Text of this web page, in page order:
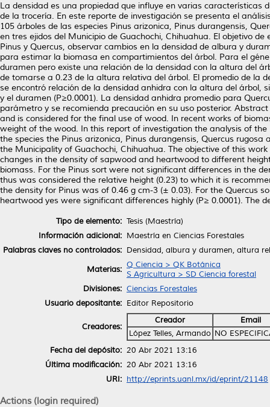
La densidad es una propiedad que influye en varias
de la trocería. En este reporte de investigación se presenta el
105 árboles de las especies Pinus arizonica, Pinus durangensis,
en tres ejidos del Municipio de Guachochi, Chihuahua. El objetivo
Pinus y Quercus, observar cambios en la densidad de albura y
para estimar la biomasa en compartimientos del árbol. Para el
duramen pero existe una relación de la densidad con la altura del
de tomarse a 0.23 de la altura relativa del árbol. El promedio de la
se encontró relación de la densidad anhidra con la altura del
y el duramen (P≥0.0001). La densidad anhidra promedio para
parámetro y se recomienda precaución en su uso posterior.
and is considered for the final use of wood. In recent works of
weight of the wood. In this report of investigation the analysis of
the species the Pinus arizonica, Pinus durangensis, Quercus
the Municipality of Guachochi, Chihuahua. The objective of this
changes in the density of sapwood and heartwood to different
biomass. For the Pinus sort were not significant differences in the
thus was considered the relative height (0.23) to which it is
the density for Pinus was of 0.46 g cm-3 (± 0.03). For the Quercus
heartwood yes were significant differences highly (P≥ 0.0001). The
Tipo de elemento: Tesis (Maestría)
Información adicional: Maestría en Ciencias Forestales
Palabras claves no controlados: Densidad, albura y duramen, altura
Materias: Q Ciencia > QK Botánica
S Agricultura > SD Ciencia forestal
Divisiones: Ciencias Forestales
Usuario depositante: Editor Repositorio
Creadores:
Creador
Email
López Telles, Armando NO
Fecha del depósito: 20 Abr 2021 13:16
Última modificación: 20 Abr 2021 13:16
URI: http://eprints.uanl.mx/id/eprint/21148
Actions (login required)